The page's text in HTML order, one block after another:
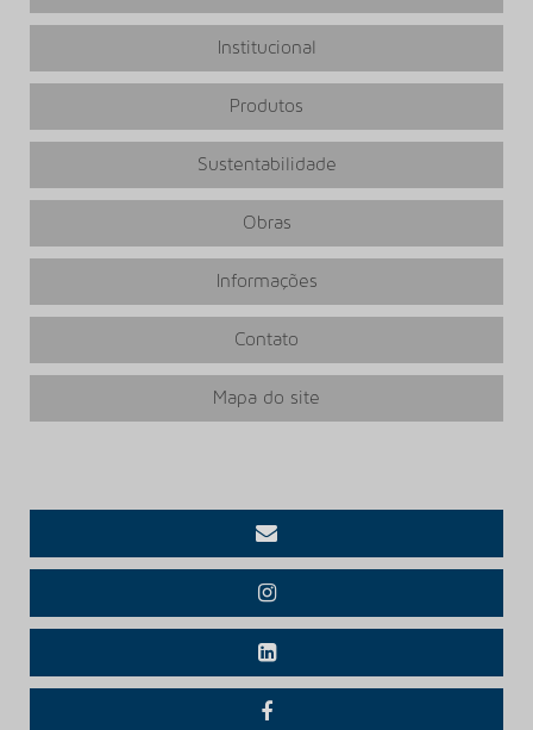
PISO VINILICO 2MM MANTA
PISO VINILICO 3MM
PISO VINILICO ALTO TRAFEGO
PISO VINILICO AUTOPORTANTE TARKETT
PISO VINILICO BEAULIEU PREÇO
Institucional
Produtos
Sustentabilidade
Obras
Informações
Contato
Mapa do site